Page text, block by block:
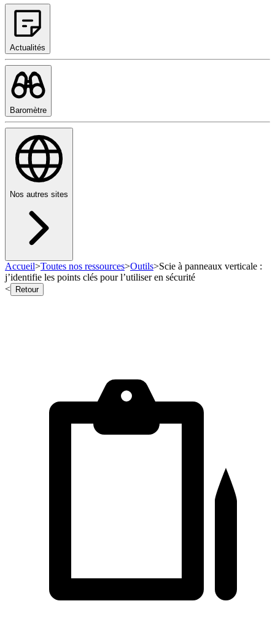
Actualités
Baromètre
Nos autres sites
Accueil>Toutes nos ressources>Outils>Scie à panneaux verticale :
j’identifie les points clés pour l’utiliser en sécurité
<
Retour